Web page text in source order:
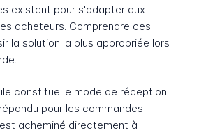
existent pour s'adapter aux
acheteurs. Comprendre ces
la solution la plus appropriée lors
constitue le mode de réception
pour les commandes
acheminé directement à